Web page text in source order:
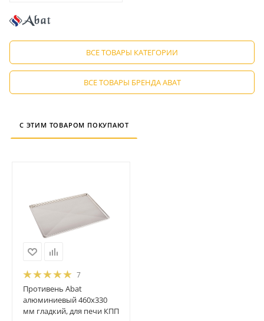
ВСЕ ТОВАРЫ КАТЕГОРИИ
ВСЕ ТОВАРЫ БРЕНДА ABAT
С ЭТИМ ТОВАРОМ ПОКУПАЮТ
7
Противень Abat
алюминиевый 460х330
мм гладкий, для печи КПП